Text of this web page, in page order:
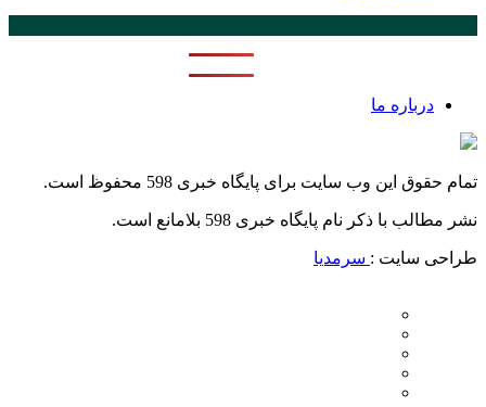
درباره ما
تمام حقوق این وب سایت برای پایگاه خبری 598 محفوظ است.
نشر مطالب با ذکر نام پایگاه خبری 598 بلامانع است.
طراحی سایت : سرمدیا